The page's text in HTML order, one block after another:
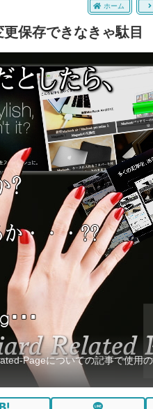
ホーム
保存できなきゃ駄目
Pageについての記事で使用